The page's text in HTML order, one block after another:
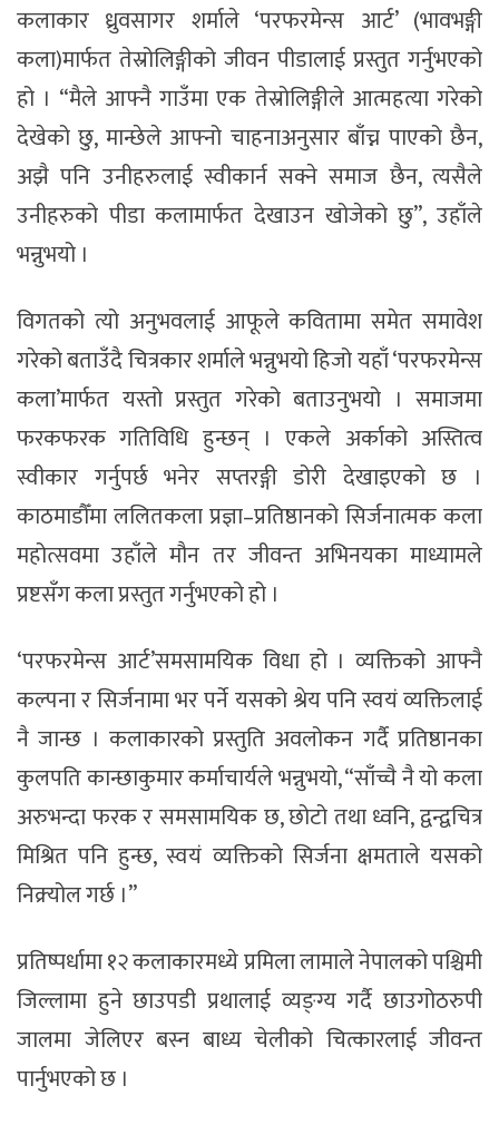
कलाकार ध्रुवसागर शर्माले ‘परफरमेन्स आर्ट’ (भावभङ्गी
कला)मार्फत तेस्रोलिङ्गीको जीवन पीडालाई प्रस्तुत गर्नुभएको
हो । “मैले आफ्नै गाउँमा एक तेस्रोलिङ्गीले आत्महत्या गरेको
देखेको छु, मान्छेले आफ्नो चाहनाअनुसार बाँच्न पाएको छैन,
अझै पनि उनीहरुलाई स्वीकार्न सक्ने समाज छैन, त्यसैले
उनीहरुको पीडा कलामार्फत देखाउन खोजेको छु”, उहाँले
भन्नुभयो ।
विगतको त्यो अनुभवलाई आफूले कवितामा समेत समावेश
गरेको बताउँदै चित्रकार शर्माले भन्नुभयो हिजो यहाँ ‘परफरमेन्स
कला’मार्फत यस्तो प्रस्तुत गरेको बताउनुभयो । समाजमा
फरकफरक गतिविधि हुन्छन् । एकले अर्काको अस्तित्व
स्वीकार गर्नुपर्छ भनेर सप्तरङ्गी डोरी देखाइएको छ ।
काठमाडौँमा ललितकला प्रज्ञा–प्रतिष्ठानको सिर्जनात्मक कला
महोत्सवमा उहाँले मौन तर जीवन्त अभिनयका माध्यामले
प्रष्टसँग कला प्रस्तुत गर्नुभएको हो ।
‘परफरमेन्स आर्ट’समसामयिक विधा हो । व्यक्तिको आफ्नै
कल्पना र सिर्जनामा भर पर्ने यसको श्रेय पनि स्वयं व्यक्तिलाई
नै जान्छ । कलाकारको प्रस्तुति अवलोकन गर्दै प्रतिष्ठानका
कुलपति कान्छाकुमार कर्माचार्यले भन्नुभयो, “साँच्चै नै यो कला
अरुभन्दा फरक र समसामयिक छ, छोटो तथा ध्वनि, द्वन्द्वचित्र
मिश्रित पनि हुन्छ, स्वयं व्यक्तिको सिर्जना क्षमताले यसको
निक्र्योल गर्छ ।”
प्रतिष्पर्धामा १२ कलाकारमध्ये प्रमिला लामाले नेपालको पश्चिमी
जिल्लामा हुने छाउपडी प्रथालाई व्यङ्ग्य गर्दै छाउगोठरुपी
जालमा जेलिएर बस्न बाध्य चेलीको चित्कारलाई जीवन्त
पार्नुभएको छ ।